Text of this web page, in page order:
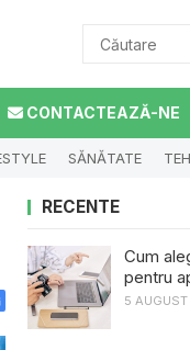
CONTACTEAZĂ-NE
SĂNĂTATE
RECENTE
Cum
pentru
5